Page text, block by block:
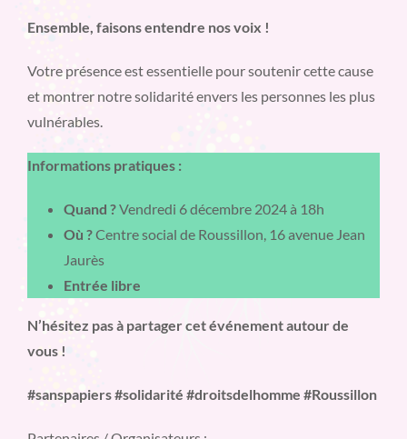
Ensemble, faisons entendre nos voix !
Votre présence est essentielle pour soutenir cette cause
et montrer notre solidarité envers les personnes les plus
vulnérables.
Informations pratiques :
Quand ?Vendredi 6 décembre 2024 à 18h
Où ?Centre social de Roussillon, 16 avenue Jean
Jaurès
Entrée libre
N’hésitez pas à partager cet événement autour de
vous !
#sanspapiers #solidarité #droitsdelhomme #Roussillon